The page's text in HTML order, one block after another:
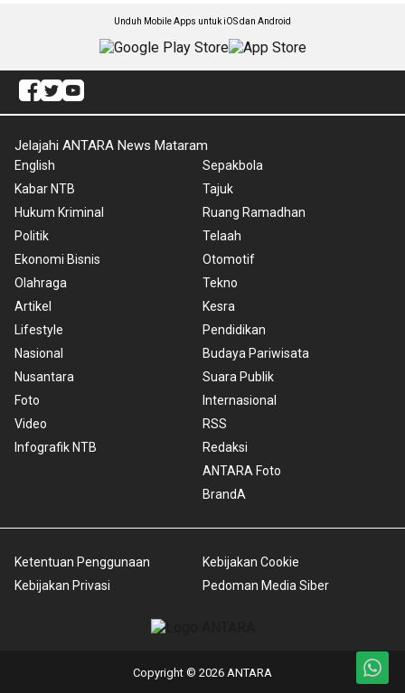
Unduh Mobile Apps untuk iOS dan Android
Jelajahi ANTARA News Mataram
English
Kabar NTB
Hukum Kriminal
Politik
Ekonomi Bisnis
Olahraga
Artikel
Lifestyle
Nasional
Nusantara
Foto
Video
Infografik NTB
Sepakbola
Tajuk
Ruang Ramadhan
Telaah
Otomotif
Tekno
Kesra
Pendidikan
Budaya Pariwisata
Suara Publik
Internasional
RSS
Redaksi
ANTARA Foto
BrandA
Ketentuan Penggunaan
Kebijakan Privasi
Kebijakan Cookie
Pedoman Media Siber
Copyright © 2026 ANTARA